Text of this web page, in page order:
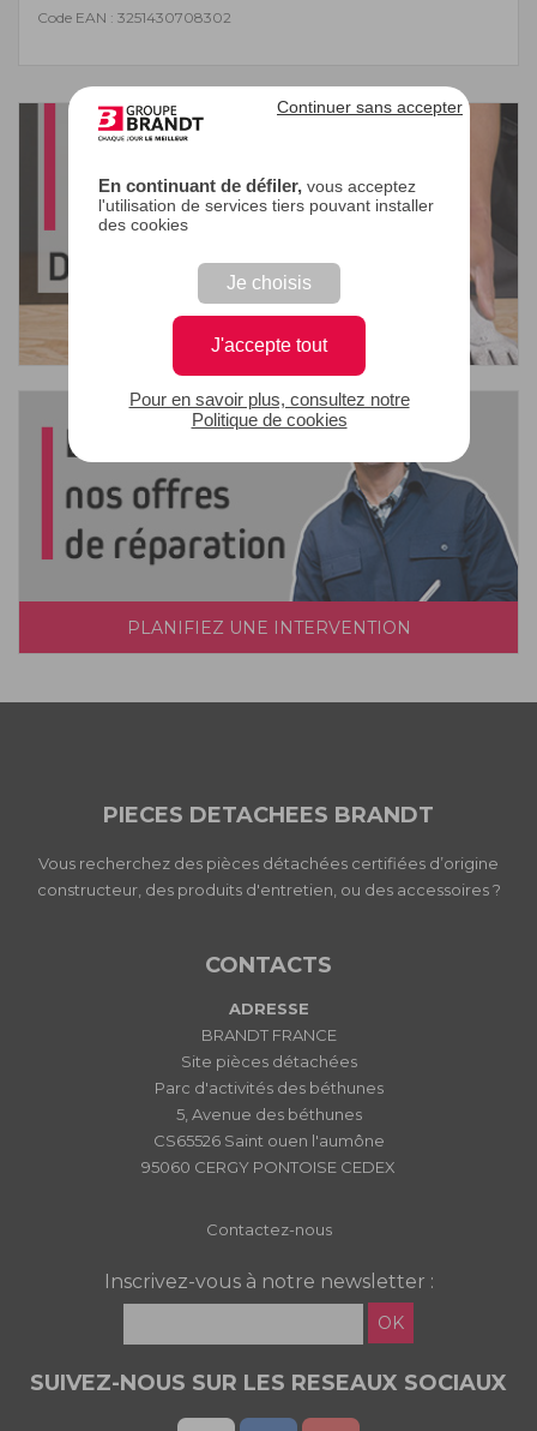
En continuant de défiler, vous acceptez
l'utilisation de services tiers pouvant installer
des cookies
Je choisis
J'accepte tout
Continuer sans accepter
Pour en savoir plus, consultez notre
Politique de cookies
Code EAN : 3251430708302
PLANIFIEZ UNE INTERVENTION
PIECES DETACHEES BRANDT
Vous recherchez des pièces détachées certifiées d’origine
constructeur, des produits d'entretien, ou des accessoires ?
CONTACTS
ADRESSE
BRANDT FRANCE
Site pièces détachées
Parc d'activités des béthunes
5, Avenue des béthunes
CS65526 Saint ouen l'aumône
95060 CERGY PONTOISE CEDEX
Contactez-nous
Inscrivez-vous à notre newsletter :
OK
SUIVEZ-NOUS SUR LES RESEAUX SOCIAUX